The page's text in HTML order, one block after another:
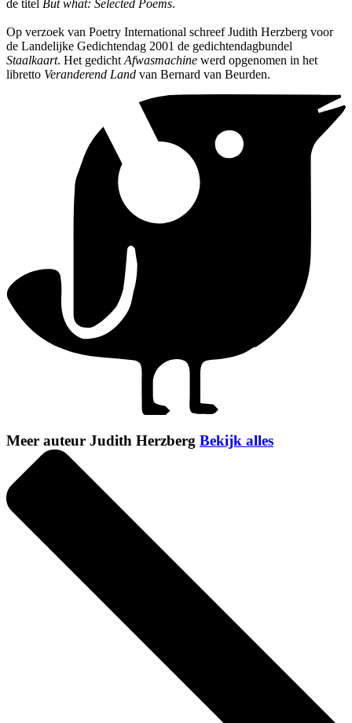
de titel But what: Selected Poems.
Op verzoek van Poetry International schreef Judith Herzberg voor
de Landelijke Gedichtendag 2001 de gedichtendagbundel
Staalkaart. Het gedicht Afwasmachine werd opgenomen in het
libretto Veranderend Land van Bernard van Beurden.
Meer auteur Judith Herzberg Bekijk alles